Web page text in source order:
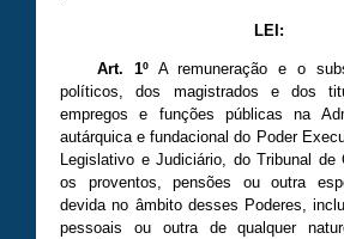
LEI:
Art. 1ºA remuneração e o
políticos, dos magistrados e dos
empregos e funções públicas na
autárquica e fundacional do Poder
Legislativo e Judiciário, do Tribunal
os proventos, pensões ou outra
devida no âmbito desses Poderes,
pessoais ou outra de qualquer